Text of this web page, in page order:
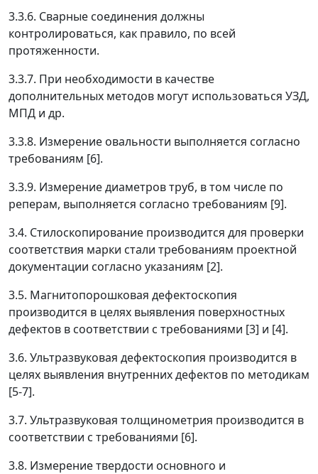
3.3.6. Сварные соединения должны
контролироваться, как правило, по всей
протяженности.
3.3.7. При необходимости в качестве
дополнительных методов могут использоваться УЗД,
МПД и др.
3.3.8. Измерение овальности выполняется согласно
требованиям [6].
3.3.9. Измерение диаметров труб, в том числе по
реперам, выполняется согласно требованиям [9].
3.4. Стилоскопирование производится для проверки
соответствия марки стали требованиям проектной
документации согласно указаниям [2].
3.5. Магнитопорошковая дефектоскопия
производится в целях выявления поверхностных
дефектов в соответствии с требованиями [3] и [4].
3.6. Ультразвуковая дефектоскопия производится в
целях выявления внутренних дефектов по методикам
[5-7].
3.7. Ультразвуковая толщинометрия производится в
соответствии с требованиями [6].
3.8. Измерение твердости основного и